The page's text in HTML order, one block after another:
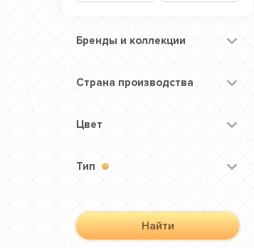
Бренды и коллекции
Страна производства
Цвет
Тип
Найти